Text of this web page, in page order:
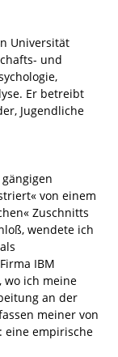
Universität
und
Er betreibt
Jugendliche
von einem
Zuschnitts
wendete ich
IBM
wo ich meine
an der
meiner von
eine empirische